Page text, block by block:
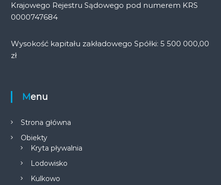
Krajowego Rejestru Sądowego pod numerem KRS
0000747684
Wysokość kapitału zakładowego Spółki: 5 500 000,00
zł
Menu
Strona główna
Obiekty
Kryta pływalnia
Lodowisko
Kulkowo